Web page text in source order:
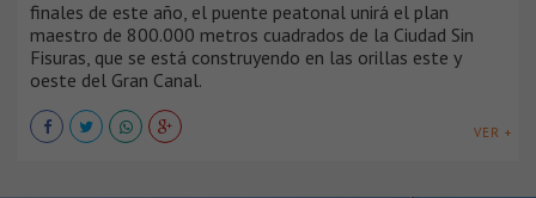
finales de este año, el puente peatonal unirá el plan
maestro de 800.000 metros cuadrados de la Ciudad Sin
Fisuras, que se está construyendo en las orillas este y
oeste del Gran Canal.
VER +